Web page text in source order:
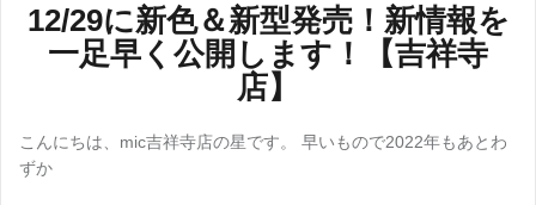
12/29に新色＆新型発売！新情報を
一足早く公開します！【吉祥寺
店】
こんにちは、mic吉祥寺店の星です。 早いもので2022年もあとわ
ずか